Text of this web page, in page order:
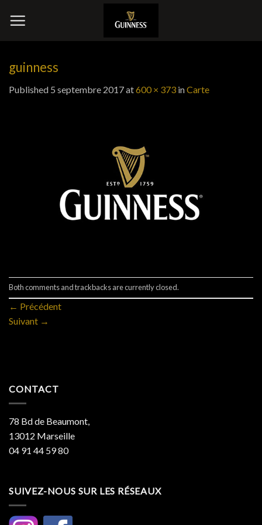
guinness
Published 5 septembre 2017at600 × 373 inCarte
Both comments and trackbacks are currently closed.
← Précédent
Suivant →
CONTACT
78 Bd de Beaumont,
13012 Marseille
04 91 44 59 80
SUIVEZ-NOUS SUR LES RÉSEAUX